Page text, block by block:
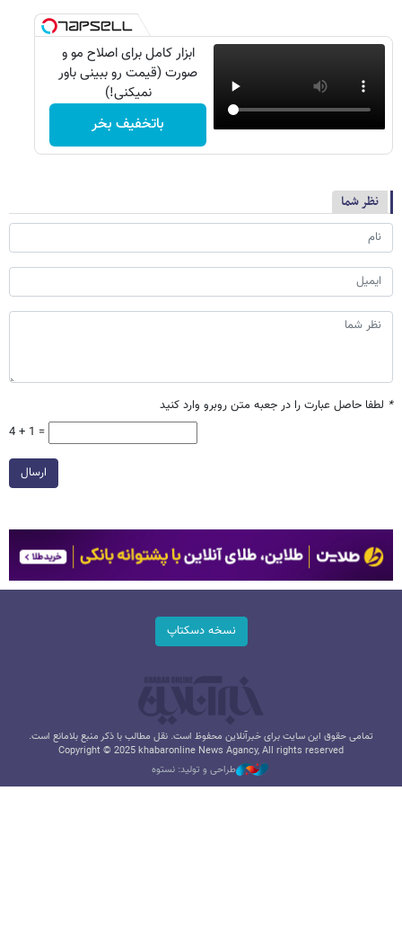
ابزار کامل برای اصلاح مو و
صورت (قیمت رو ببینی باور
نمیکنی!)
باتخفیف بخر
نظر شما
* لطفا حاصل عبارت را در جعبه متن روبرو وارد کنید
4 + 1 =
ارسال
نسخه دسکتاپ
تمامی حقوق این سایت برای خبرآنلاین محفوظ است. نقل مطالب با ذکر منبع بلامانع است.
Copyright © 2025 khabaronline News Agancy, All rights reserved
طراحی و تولید: نستوه